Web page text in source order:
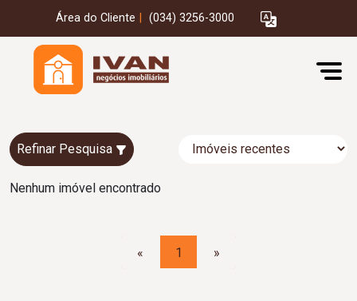
Área do Cliente (034) 3256-3000
Refinar Pesquisa
Nenhum imóvel encontrado
« 1 »